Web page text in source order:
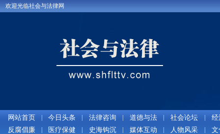
欢迎光临社会与法律网
网站首页 今日头条 法律咨询 道德与法 社会论坛
经
反腐倡廉
医疗保健 史海钩沉 媒体互动 人物风采 文